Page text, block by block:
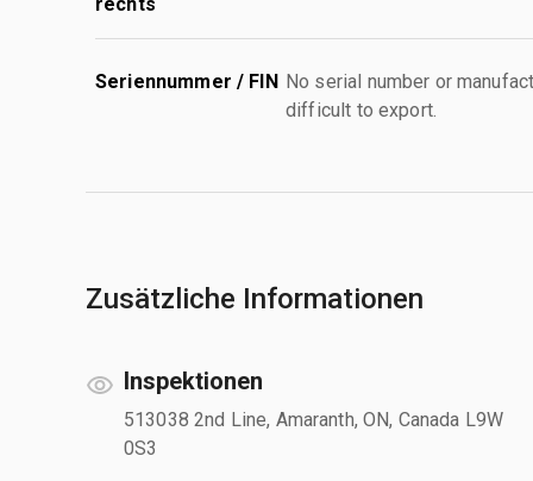
Seriennummer / FIN No serial number or
difficult to export.
Zusätzliche Informationen
Inspektionen
513038 2nd Line, Amaranth, ON, Canada L9W
0S3